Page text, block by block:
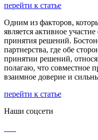
перейти к статье
Одним из факторов,
является активное
принятия решений.
партнерства, где обе
принятии решений,
полагаю, что совместное
взаимное доверие и
перейти к статье
Наши соцсети